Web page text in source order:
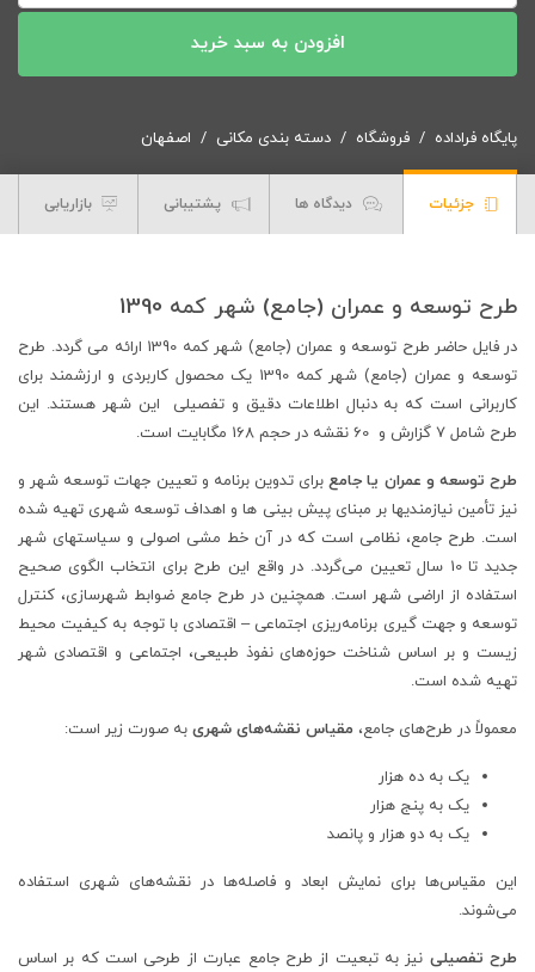
طرح
و
(جامع)
1390
نقشه
عدد
افزودن به سبد خرید
پایگاه فراداده فروشگاه دسته بندی مکانی اصفهان
جزئیات دیدگاه ها پشتیبانی بازاریابی
طرح توسعه و عمران (جامع) شهر کمه 1390
در فایل حاضر طرح توسعه و عمران (جامع) شهر کمه 1390 ارائه می گردد. طرح
توسعه و عمران (جامع) شهر کمه 1390 یک محصول کاربردی و ارزشمند برای
کاربرانی است که به دنبال اطلاعات دقیق و تفصیلی این شهر هستند. این
طرح شامل 7 گزارش و 60 نقشه در حجم 168 مگابایت است.
طرح توسعه و عمران یا جامعبرای تدوین برنامه و تعیین جهات توسعه شهر و
نیز تأمین نیازمندیها بر مبنای پیش بینی ها و اهداف توسعه شهری تهیه شده
است. طرح جامع، نظامی است که در آن خط مشی اصولی و سیاستهای شهر
جدید تا 10 سال تعیین می‌گردد. در واقع این طرح برای انتخاب الگوی صحیح
استفاده از اراضی شهر است. همچنین در طرح جامع ضوابط شهرسازی، کنترل
توسعه و جهت گیری برنامه‌ریزی اجتماعی – اقتصادی با توجه به کیفیت محیط
زیست و بر اساس شناخت حوزه‌های نفوذ طبیعی، اجتماعی و اقتصادی شهر
تهیه شده است.
معمولاً در طرح‌های جامع، مقیاس نقشه‌های شهری به صورت زیر است:
یک به ده هزار
یک به پنج هزار
یک به دو هزار و پانصد
این مقیاس‌ها برای نمایش ابعاد و فاصله‌ها در نقشه‌های شهری استفاده
می‌شوند.
طرح تفصیلی نیز به تبعیت از طرح جامع عبارت از طرحی است که بر اساس